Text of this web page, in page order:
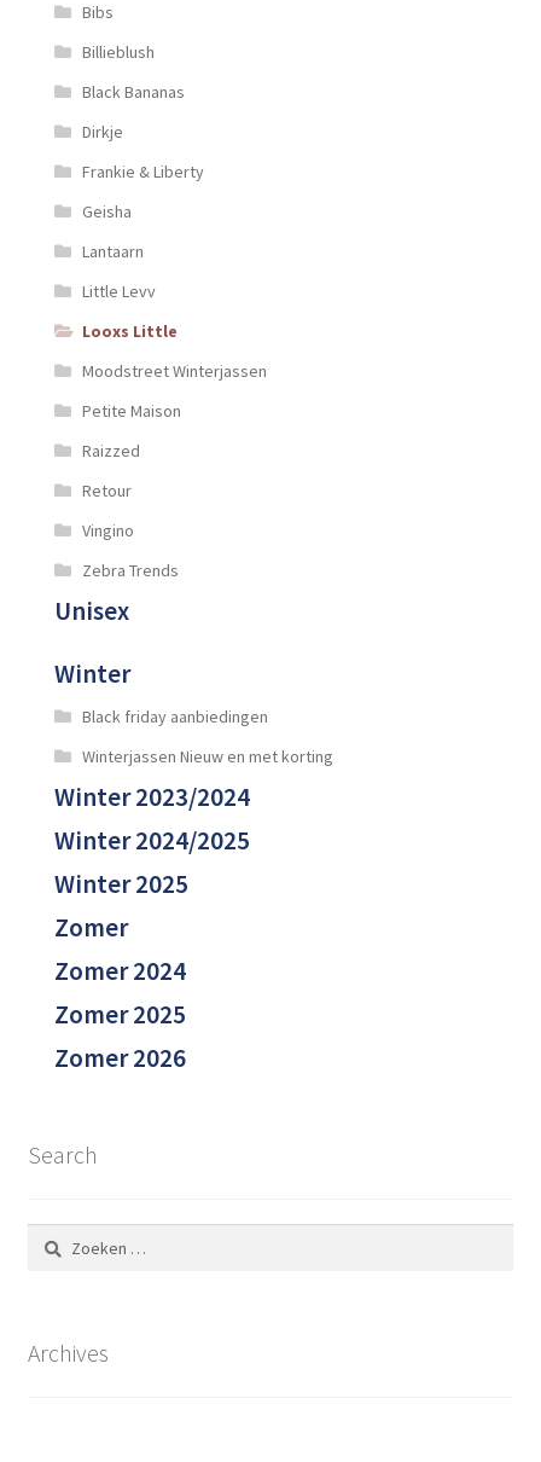
Bibs
Billieblush
Black Bananas
Dirkje
Frankie & Liberty
Geisha
Lantaarn
Little Levv
Looxs Little
Moodstreet Winterjassen
Petite Maison
Raizzed
Retour
Vingino
Zebra Trends
Unisex
Winter
Black friday aanbiedingen
Winterjassen Nieuw en met korting
Winter 2023/2024
Winter 2024/2025
Winter 2025
Zomer
Zomer 2024
Zomer 2025
Zomer 2026
Search
Zoeken
naar:
Archives